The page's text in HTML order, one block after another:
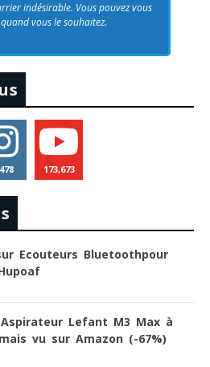
indésirable. Vous pouvez vous
vous le souhaitez.
173,673
Ecouteurs Bluetoothpour
Lefant M3 Max à
vu sur Amazon (-67%)